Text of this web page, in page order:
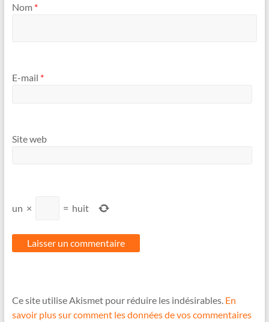
Nom *
E-mail *
Site web
un × = huit
Ce site utilise Akismet pour réduire les indésirables. En
savoir plus sur comment les données de vos commentaires